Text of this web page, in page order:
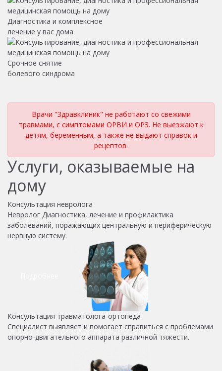
Диагностика и комплексное
лечение у вас дома
Срочное снятие
болевого синдрома
Врачи "Здравклиник" не работают со свежими
травмами, с симптомами ОРВИ и ОРЗ. Не выезжают к
детям, беременным, а также не выдают справок и
рецептов.
Услуги, оказываемые на
дому
Консультация невролога
Невролог Диагностика, лечение и профилактика
заболеваний, поражающих центральную и периферическую
нервную систему.
Консультация травматолога-ортопеда
Специалист выявляет и помогает справиться с проблемами
опорно-двигательного аппарата различной тяжести.